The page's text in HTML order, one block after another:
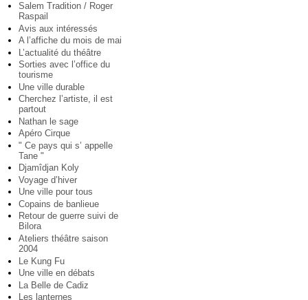
Salem Tradition / Roger
Raspail
Avis aux intéressés
A l’affiche du mois de mai
L’actualité du théâtre
Sorties avec l’office du
tourisme
Une ville durable
Cherchez l’artiste, il est
partout
Nathan le sage
Apéro Cirque
" Ce pays qui s’ appelle
Tane "
Djamîdjan Koly
Voyage d’hiver
Une ville pour tous
Copains de banlieue
Retour de guerre suivi de
Bilora
Ateliers théâtre saison
2004
Le Kung Fu
Une ville en débats
La Belle de Cadiz
Les lanternes